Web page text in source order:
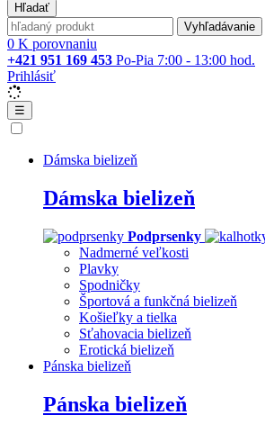
Hľadať
Vyhľadávanie
0 K porovnaniu
+421 951 169 453 Po-Pia 7:00 - 13:00 hod.
Prihlásiť
☰
Dámska bielizeň
Dámska bielizeň
Podprsenky
Nadmerné veľkosti
Plavky
Spodničky
Športová a funkčná bielizeň
Košieľky a tielka
Sťahovacia bielizeň
Erotická bielizeň
Pánska bielizeň
Pánska bielizeň